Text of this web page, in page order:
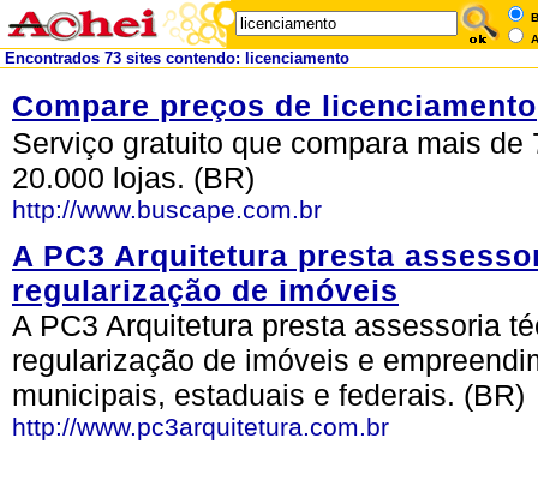
Encontrados 73 sites contendo: licenciamento
Compare preços de licenciamento
Serviço gratuito que compara mais
20.000 lojas. (BR)
http://www.buscape.com.br
A PC3 Arquitetura presta
regularização de imóveis
A PC3 Arquitetura presta assessoria
regularização de imóveis e
municipais, estaduais e federais. (BR)
http://www.pc3arquitetura.com.br